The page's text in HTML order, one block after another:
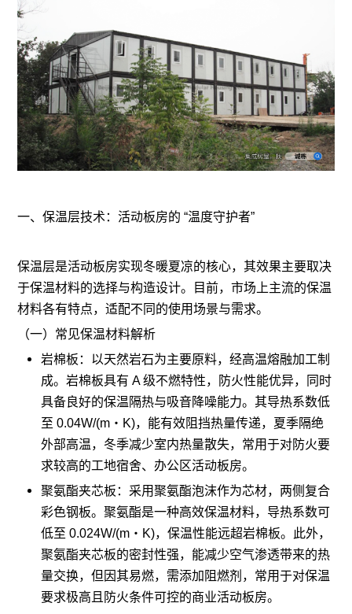
一、保温层技术：活动板房的 “温度守护者”
保温层是活动板房实现冬暖夏凉的核心，其效果主要取决
于保温材料的选择与构造设计。目前，市场上主流的保温
材料各有特点，适配不同的使用场景与需求。
（一）常见保温材料解析
岩棉板：以天然岩石为主要原料，经高温熔融加工制
成。岩棉板具有 A 级不燃特性，防火性能优异，同时
具备良好的保温隔热与吸音降噪能力。其导热系数低
至 0.04W/(m・K)，能有效阻挡热量传递，夏季隔绝
外部高温，冬季减少室内热量散失，常用于对防火要
求较高的工地宿舍、办公区活动板房。
聚氨酯夹芯板：采用聚氨酯泡沫作为芯材，两侧复合
彩色钢板。聚氨酯是一种高效保温材料，导热系数可
低至 0.024W/(m・K)，保温性能远超岩棉板。此外，
聚氨酯夹芯板的密封性强，能减少空气渗透带来的热
量交换，但因其易燃，需添加阻燃剂，常用于对保温
要求极高且防火条件可控的商业活动板房。